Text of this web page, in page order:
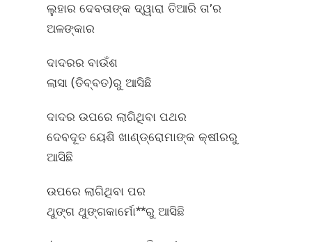
ଲୁହାର ଦେବତାଙ୍କ ଦ୍ୱାରା ତିଆରି ତା’ର
ଅଳଙ୍କାର
ଦାଦରର ବାଉଁଶ
ଲାସା (ତିବ୍ବତ)ରୁ ଆସିଛି
ଦାଦର ଉପରେ ଲାଗିଥିବା ପଥର
ଦେବଦୂତ ୟେଶି ଖାଣ୍ଡ୍ରୋମାଙ୍କ କ୍ଷୀରରୁ
ଆସିଛି
ଉପରେ ଲାଗିଥିବା ପର
ଥୁଙ୍ଗ ଥୁଙ୍ଗକାର୍ମୋ**ରୁ ଆସିଛି